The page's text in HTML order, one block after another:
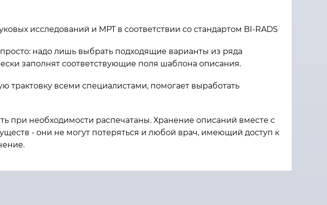
исследований и МРТ в соответствии со стандартом BI-RADS
надо лишь выбрать подходящие варианты из ряда
заполнят соответствующие поля шаблона описания.
трактовку всеми специалистами, помогает выработать
при необходимости распечатаны. Хранение описаний вместе с
- они не могут потеряться и любой врач, имеющий доступ к